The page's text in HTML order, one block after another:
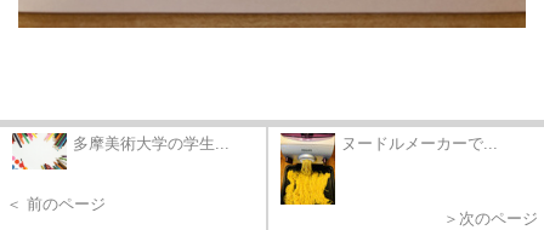
多摩美術大学の学生...
＜ 前のページ
ヌードルメーカーで...
＞次のページ